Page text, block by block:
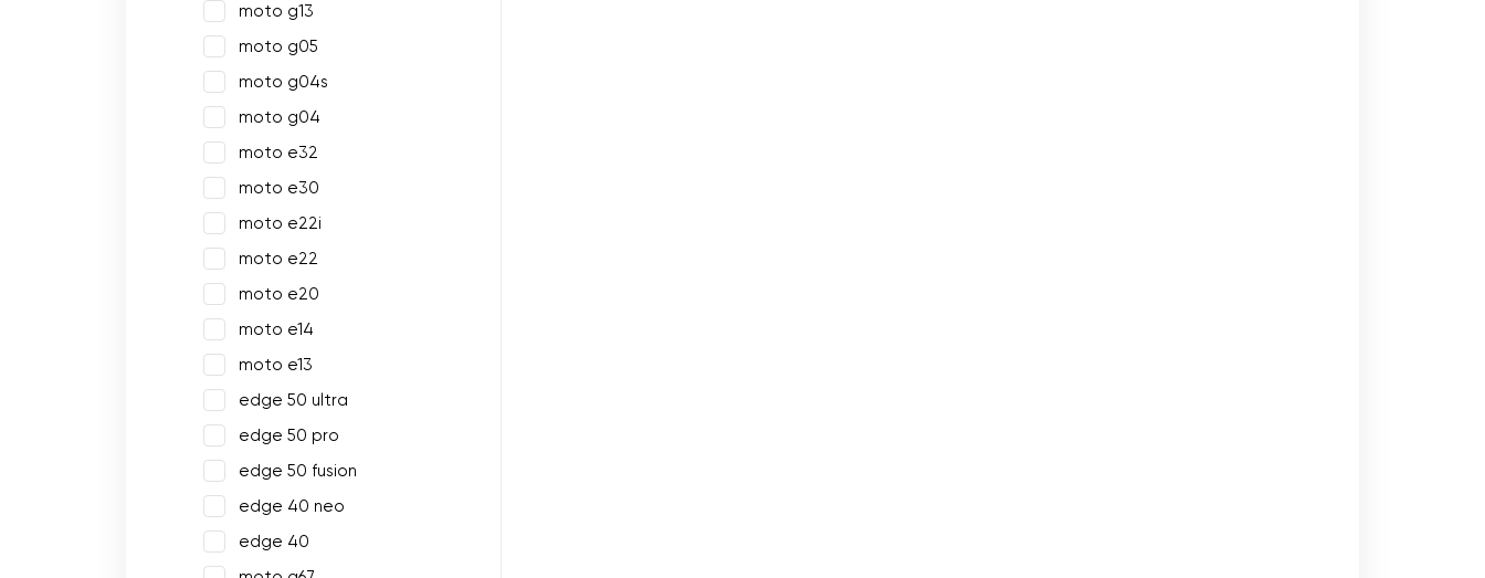
moto g13
moto g05
moto g04s
moto g04
moto e32
moto e30
moto e22i
moto e22
moto e20
moto e14
moto e13
edge 50 ultra
edge 50 pro
edge 50 fusion
edge 40 neo
edge 40